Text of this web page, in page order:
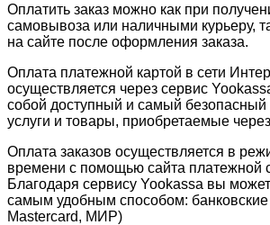
Оплатить заказ можно как при
самовывоза или наличными курьеру,
на сайте после оформления заказа.
Оплата платежной картой в сети
осуществляется через сервис
собой доступный и самый безопасный
услуги и товары, приобретаемые
Оплата заказов осуществляется в
времени с помощью сайта платежной
Благодаря сервису Yookassa вы
самым удобным способом: банковские
Mastercard, МИР)